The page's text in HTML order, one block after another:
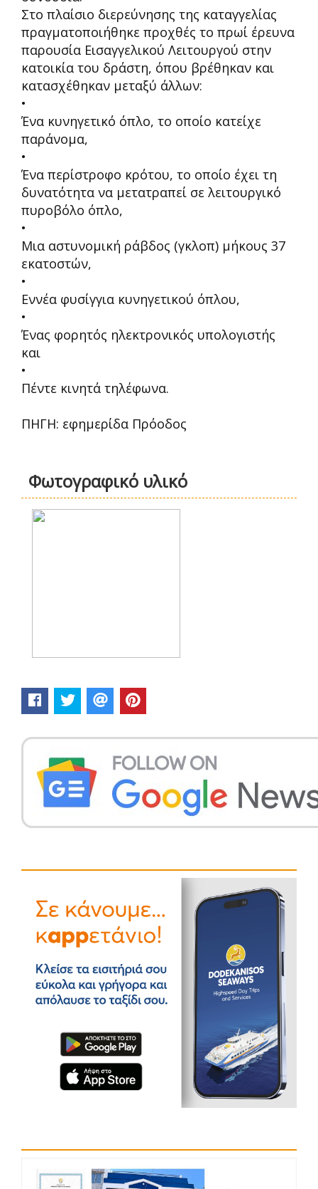
Στο πλαίσιο διερεύνησης της καταγγελίας
πραγματοποιήθηκε προχθές το πρωί έρευνα
παρουσία Εισαγγελικού Λειτουργού στην
κατοικία του δράστη, όπου βρέθηκαν και
κατασχέθηκαν μεταξύ άλλων:
•
Ένα κυνηγετικό όπλο, το οποίο κατείχε
παράνομα,
•
Ένα περίστροφο κρότου, το οποίο έχει τη
δυνατότητα να μετατραπεί σε λειτουργικό
πυροβόλο όπλο,
•
Μια αστυνομική ράβδος (γκλοπ) μήκους 37
εκατοστών,
•
Εννέα φυσίγγια κυνηγετικού όπλου,
•
Ένας φορητός ηλεκτρονικός υπολογιστής
και
•
Πέντε κινητά τηλέφωνα.
ΠΗΓΗ: εφημερίδα Πρόοδος
Φωτογραφικό υλικό